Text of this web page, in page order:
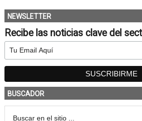
NEWSLETTER
Recibe las noticias clave del
BUSCADOR